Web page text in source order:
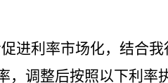
进利率市场化，结合我
，调整后按照以下利率